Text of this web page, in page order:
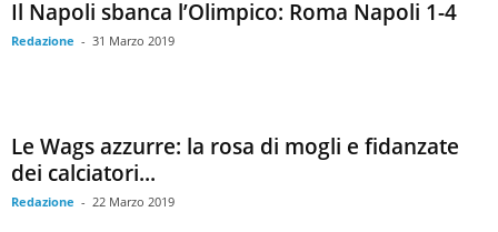
Il Napoli sbanca l’Olimpico: Roma Napoli 1-4
Redazione - 31 Marzo 2019
Le Wags azzurre: la rosa di mogli e fidanzate
dei calciatori...
Redazione - 22 Marzo 2019